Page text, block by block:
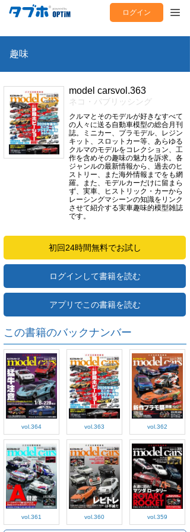
ログイン
趣味
model carsvol.363
ネコ・パブリッシング
クルマとそのモデルが好きなすべて
の人々に送る自動車模型の総合月刊
誌。ミニカー、プラモデル、レジン
キット、スロットカー等、あらゆる
クルマのモデルをコレクション、工
作を含めその趣味の魅力を訴求。各
ジャンルの最新情報から、過去のヒ
ストリー、また海外情報までをも網
羅。また、モデルカーだけに留まら
ず、実車、ヒストリック・カーから
レーシングマシーンの知識をリンク
させて紹介する実車趣味的模型雑誌
です。
初回24時間無料でお試し
ログインして書籍を読む
アプリでこの書籍を読む
この書籍のバックナンバー
vol.364 vol.363 vol.362
vol.361 vol.360 vol.359